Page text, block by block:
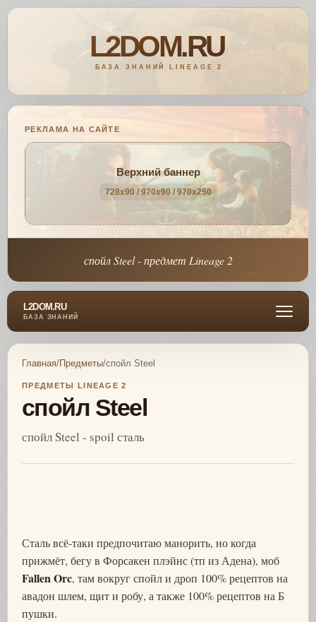
РЕКЛАМА НА САЙТЕ
Верхний баннер
728x90 / 970x90 / 970x250
спойл Steel - предмет Lineage 2
L2DOM.RU
БАЗА ЗНАНИЙ
Главная/Предметы/спойл Steel
ПРЕДМЕТЫ LINEAGE 2
спойл Steel
спойл Steel - spoil сталь
Сталь всё-таки предпочитаю манорить, но когда
прижмёт, бегу в Форсакен плэйнс (тп из Адена), моб
Fallen Orc, там вокруг спойл и дроп 100% рецептов на
авадон шлем, щит и робу, а также 100% рецептов на Б
пушки.